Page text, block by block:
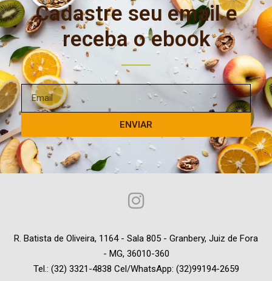
Cadastre seu email e
receba o ebook
ENVIAR
R. Batista de Oliveira, 1164 - Sala 805 - Granbery, Juiz de Fora
- MG, 36010-360
Tel.: (32) 3321-4838 Cel/WhatsApp: (32)99194-2659